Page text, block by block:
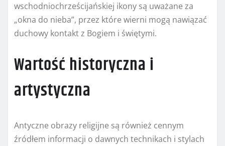
wschodniochrześcijańskiej ikony są uważane za
„okna do nieba”, przez które wierni mogą nawiązać
duchowy kontakt z Bogiem i świętymi.
Wartość historyczna i
artystyczna
Antyczne obrazy religijne są również cennym
źródłem informacji o dawnych technikach i stylach